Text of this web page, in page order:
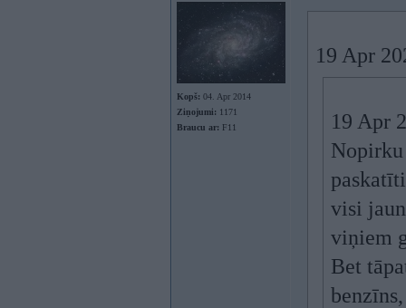
Kopš: 04. Apr 2014
Ziņojumi: 1171
Braucu ar: F11
19 Apr
19 Apr
visi
viņiem
Bet